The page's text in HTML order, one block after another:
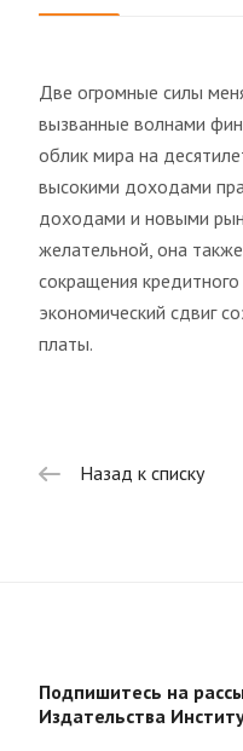
Две огромные силы
вызванные волнами
облик мира на
высокими доходами
доходами и новыми
желательной, она
сокращения
экономический сдвиг
платы.
Назад к списку
Подпишитесь на
Издательства